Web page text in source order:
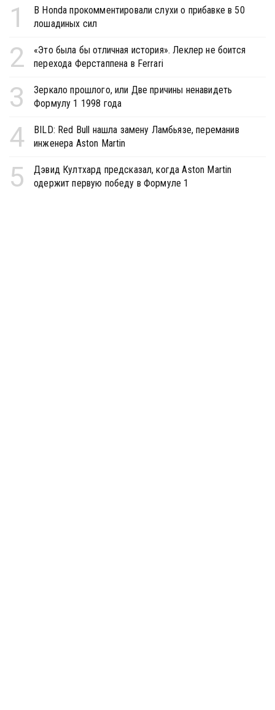
1
В Honda прокомментировали слухи о прибавке в 50
лошадиных сил
2
«Это была бы отличная история». Леклер не боится
перехода Ферстаппена в Ferrari
3
Зеркало прошлого, или Две причины ненавидеть
Формулу 1 1998 года
4
BILD: Red Bull нашла замену Ламбьязе, переманив
инженера Aston Martin
5
Дэвид Култхард предсказал, когда Aston Martin
одержит первую победу в Формуле 1